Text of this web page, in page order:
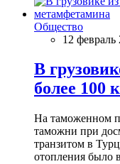
Общество
12 февраль
В
более 100
На таможенном
таможни при
транзитом в
отопления было